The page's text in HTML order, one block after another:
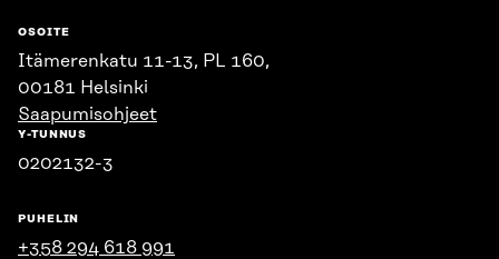
OSOITE
Itämerenkatu 11-13, PL 160,
00181 Helsinki
Saapumisohjeet
Y-TUNNUS
0202132-3
PUHELIN
+358 294 618 991